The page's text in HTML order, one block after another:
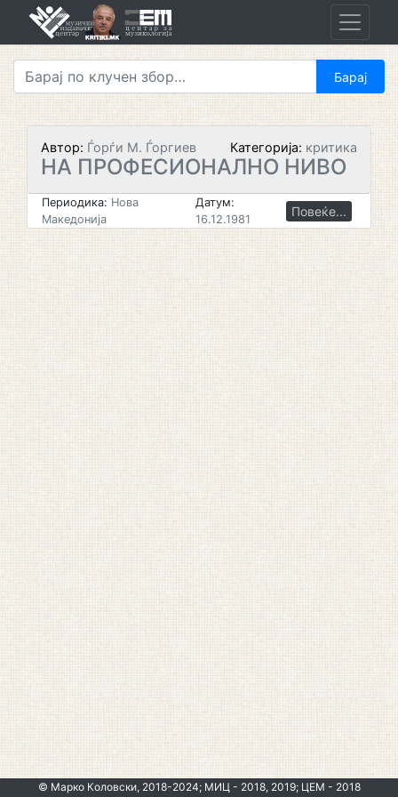
Автор: Ѓорѓи М. Ѓоргиев Категорија: критика
НА ПРОФЕСИОНАЛНО НИВО
Периодика: Нова
Македонија
Датум:
16.12.1981
Повеќе...
© Марко Коловски, 2018-2024; МИЦ - 2018, 2019; ЦЕМ - 2018